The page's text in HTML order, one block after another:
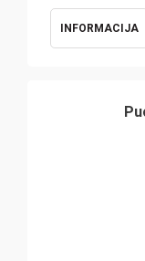
INFORMACIJA